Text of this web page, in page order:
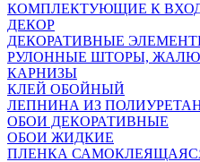
КОМПЛЕКТУЮЩИЕ К
ДЕКОР
ДЕКОРАТИВНЫЕ
РУЛОННЫЕ ШТОРЫ,
КАРНИЗЫ
КЛЕЙ ОБОЙНЫЙ
ЛЕПНИНА ИЗ
ОБОИ ДЕКОРАТИВНЫЕ
ОБОИ ЖИДКИЕ
ПЛЕНКА